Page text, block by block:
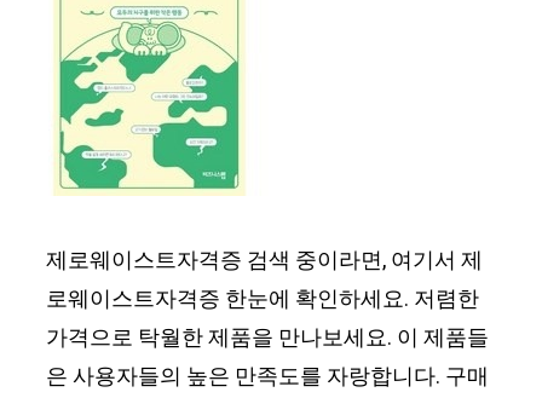
제로웨이스트자격증 검색 중이라면, 여기서 제
로웨이스트자격증 한눈에 확인하세요. 저렴한
가격으로 탁월한 제품을 만나보세요. 이 제품들
은 사용자들의 높은 만족도를 자랑합니다. 구매